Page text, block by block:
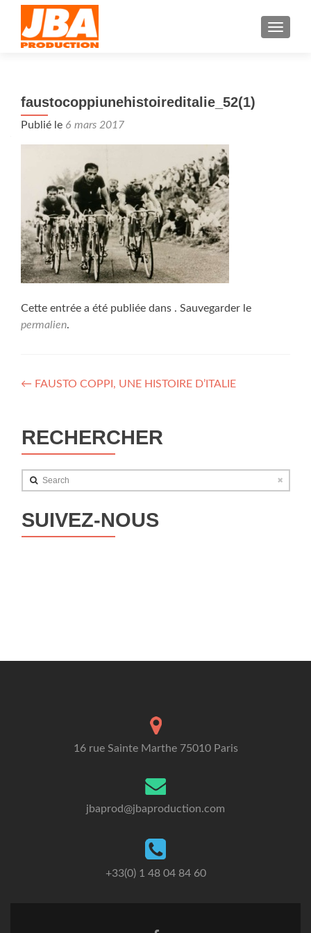
faustocoppiunehistoireditalie_52(1)
Publié le 6 mars 2017
Cette entrée a été publiée dans . Sauvegarder le
permalien.
Navigation
articles
← FAUSTO COPPI, UNE HISTOIRE D’ITALIE
RECHERCHER
Search
SUIVEZ-NOUS
16 rue Sainte Marthe 75010 Paris
jbaprod@jbaproduction.com
+33(0) 1 48 04 84 60